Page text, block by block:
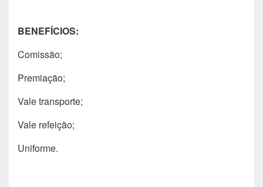
BENEFÍCIOS:
Comissão;
Premiação;
Vale transporte;
Vale refeição;
Uniforme.